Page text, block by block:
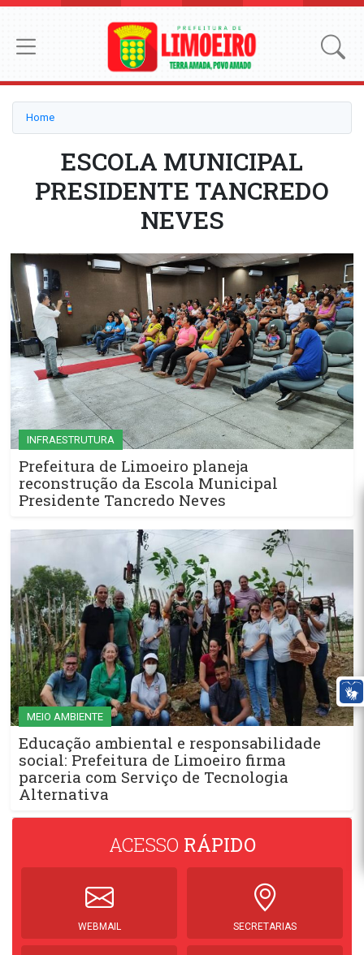
Home
ESCOLA MUNICIPAL
PRESIDENTE TANCREDO
NEVES
INFRAESTRUTURA
Prefeitura de Limoeiro planeja
reconstrução da Escola Municipal
Presidente Tancredo Neves
MEIO AMBIENTE
Educação ambiental e responsabilidade
social: Prefeitura de Limoeiro firma
parceria com Serviço de Tecnologia
Alternativa
ACESSO RÁPIDO
WEBMAIL SECRETARIAS